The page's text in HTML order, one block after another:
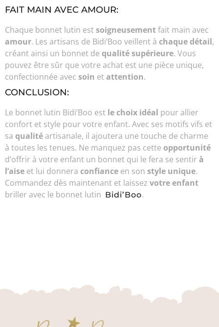
FAIT MAIN AVEC AMOUR:
Chaque bonnet lutin estsoigneusementfait main avec
amour. Les artisans de Bidi’Boo veillent à chaque détail,
créant ainsi un bonnet de qualité supérieure. Vous
pouvez être sûr que votre achat est une pièce unique,
confectionnée avec soin etattention.
CONCLUSION:
Le bonnet lutin Bidi’Boo est le choix idéal pour allier
confort et style pour votre enfant. Avec ses motifs vifs et
sa qualité artisanale, il ajoutera une touche de charme
à toutes les tenues. Ne manquez pas cette opportunité
d’offrir à votre enfant un bonnet qui le fera se sentir à
l’aise et lui donnera confiance en son style unique.
Commandez dès maintenant et laissez votre enfant
briller avec le bonnet lutin Bidi’Boo.